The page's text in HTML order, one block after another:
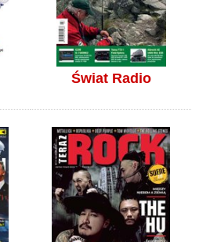
Świat Radio